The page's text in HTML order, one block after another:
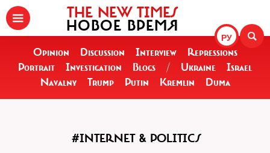
РУ
THE NEW TIMES
НОВОЕ ВРЕМЯ
Opinion Discussion Interview
Repressions
Portrait
Investigation Blogs / Ukraine
Israel
Navalny
Trump Putin Kremlin Duma
#INTERNET & POLITICS